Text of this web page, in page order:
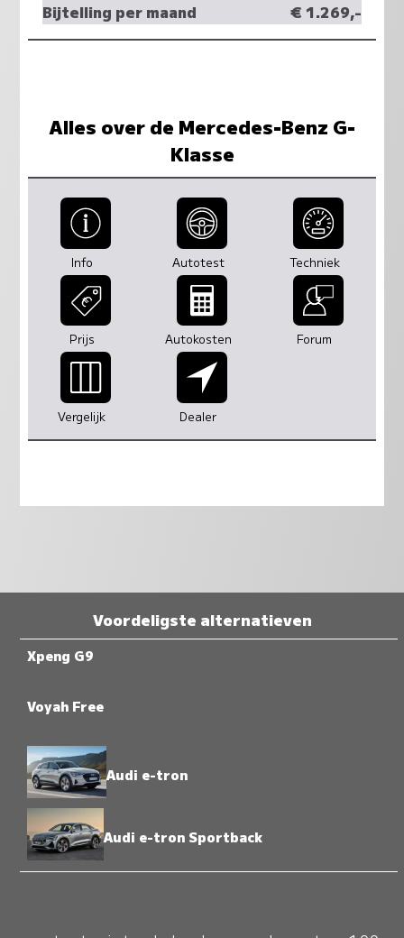
Bijtelling per maand
€ 1.269,-
Alles over de Mercedes-Benz G-
Klasse
Info Autotest Techniek
Prijs Autokosten Forum
Vergelijk Dealer
Voordeligste alternatieven
Xpeng G9
Voyah Free
Audi e-tron
Audi e-tron Sportback